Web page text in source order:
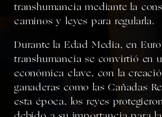
transhumancia mediante la
caminos y leyes para regularla.
Durante la Edad Media, en
transhumancia se convirtió en
económica clave, con la
ganaderas como lasCañadas
esta época, los reyes